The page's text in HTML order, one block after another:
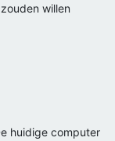
willen
huidige computer